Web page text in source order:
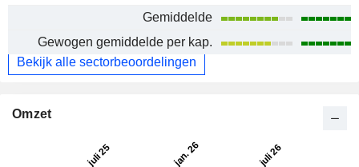
Gemiddelde
Gewogen gemiddelde per kap.
Bekijk alle sectorbeoordelingen
Omzet